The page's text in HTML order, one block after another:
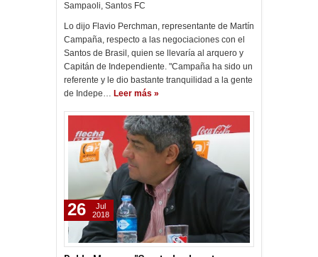
Sampaoli, Santos FC
Lo dijo Flavio Perchman, representante de Martín
Campaña, respecto a las negociaciones con el
Santos de Brasil, quien se llevaría al arquero y
Capitán de Independiente. "Campaña ha sido un
referente y le dio bastante tranquilidad a la gente
de Indepe… Leer más »
26
Jul
2018